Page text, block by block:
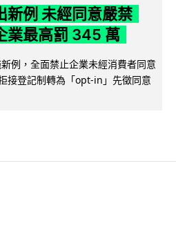
新例 未經同意嚴禁
業最高罰 345 萬
例，全面禁止企業未經消費者同意
接登記制轉為「opt-in」先徵同意